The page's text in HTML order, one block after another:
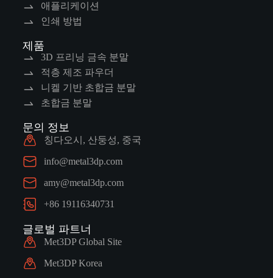
애플리케이션
인쇄 방법
제품
3D 프리닝 금속 분말
적층 제조 파우더
니켈 기반 초합금 분말
초합금 분말
문의 정보
칭다오시, 산둥성, 중국
info@metal3dp.com
amy@metal3dp.com
+86 19116340731
글로벌 파트너
Met3DP Global Site
Met3DP Korea